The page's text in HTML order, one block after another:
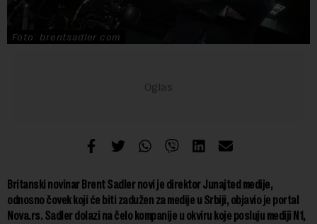
Foto: brentsadler.com
Britanski novinar Brent Sadler novi je direktor Junajted medije,
odnosno čovek koji će biti zadužen za medije u Srbiji, objavio je portal
Nova.rs. Sadler dolazi na čelo kompanije u okviru koje posluju mediji N1,